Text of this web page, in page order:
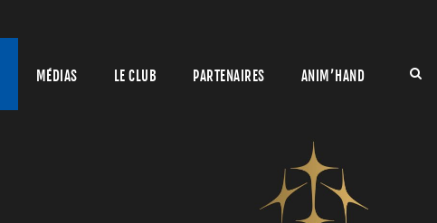
MÉDIAS LE CLUB PARTENAIRES ANIM’HAND